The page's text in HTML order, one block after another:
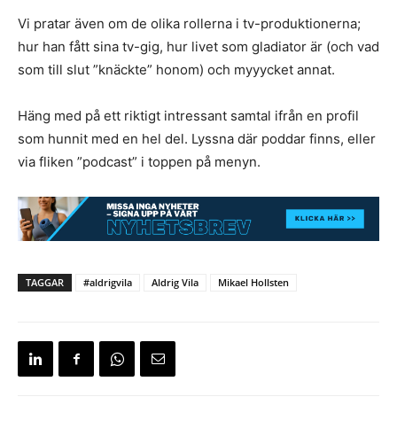
Vi pratar även om de olika rollerna i tv-produktionerna;
hur han fått sina tv-gig, hur livet som gladiator är (och vad
som till slut ”knäckte” honom) och myyycket annat.
Häng med på ett riktigt intressant samtal ifrån en profil
som hunnit med en hel del. Lyssna där poddar finns, eller
via fliken ”podcast” i toppen på menyn.
TAGGAR #aldrigvila Aldrig Vila Mikael Hollsten